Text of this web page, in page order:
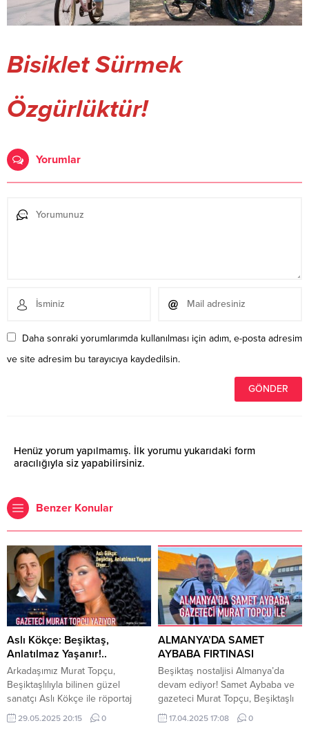
Bisiklet Sürmek
Özgürlüktür!
Yorumlar
Daha sonraki yorumlarımda kullanılması için adım, e-posta adresim
ve site adresim bu tarayıcıya kaydedilsin.
Henüz yorum yapılmamış. İlk yorumu yukarıdaki form
aracılığıyla siz yapabilirsiniz.
Benzer Konular
Aslı Kökçe: Beşiktaş,
Anlatılmaz Yaşanır!..
Arkadaşımız Murat Topçu,
Beşiktaşlılıyla bilinen güzel
sanatçı Aslı Kökçe ile röportaj
yaptı. Güzelliğiyle nam salmış
ünlü sanatçı Aslı Kökçe’le
29.05.2025 20:15 0
ALMANYA’DA SAMET
AYBABA FIRTINASI
Beşiktaş nostaljisi Almanya’da
devam ediyor! Samet Aybaba ve
gazeteci Murat Topçu, Beşiktaşlı
taraftarlarla bir araya geldi.
Almanya Türk işçi Derneklerinin
17.04.2025 17:08 0